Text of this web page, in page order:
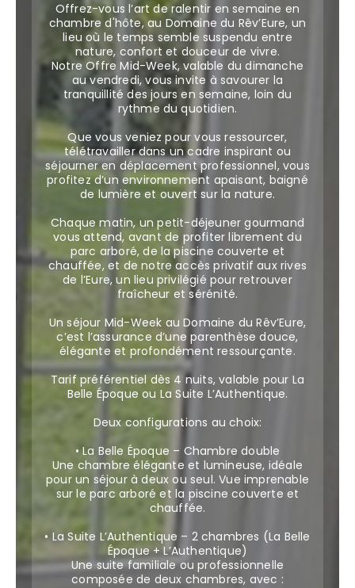
Offrez-vous l’art de ralentir en semaine en
chambre d'hôte, au Domaine du Rêv’Eure, un
lieu où le temps semble suspendu entre
nature, confort et douceur de vivre.
Notre Offre Mid-Week, valable du dimanche
au vendredi, vous invite à savourer la
tranquillité des jours en semaine, loin du
rythme du quotidien.
Que vous veniez pour vous ressourcer,
télétravailler dans un cadre inspirant ou
séjourner en déplacement professionnel, vous
profitez d’un environnement apaisant, baigné
de lumière et ouvert sur la nature.
Chaque matin, un petit-déjeuner gourmand
vous attend, avant de profiter librement du
parc arboré, de la piscine couverte et
chauffée, et de notre accès privatif aux rives
de l’Eure, un lieu privilégié pour retrouver
fraîcheur et sérénité.
Un séjour Mid-Week au Domaine du Rêv’Eure,
c’est l’assurance d’une parenthèse douce,
élégante et profondément ressourçante.
Tarif préférentiel dès 4 nuits, valable pour La
Belle Époque ou La Suite L’Authentique.
Deux configurations au choix:
• La Belle Époque – Chambre double
Une chambre élégante et lumineuse, idéale
pour un séjour à deux ou seul. Vue imprenable
sur le parc arboré et la piscine couverte et
chauffée.
• La Suite L’Authentique – 2 chambres (La Belle
Époque + L’Authentique)
Une suite familiale ou professionnelle
composée de deux chambres, avec :